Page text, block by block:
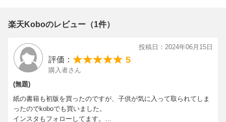
楽天Koboのレビュー（1件）
投稿日：2024年06月15日
評価： 5
購入者さん
(無題)
紙の書籍も初版を買ったのですが、子供が気に入って取られてしま
ったのでkoboでも買いました。
インスタもフォローしてます。